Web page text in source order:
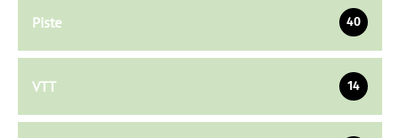
Piste 40
VTT 14